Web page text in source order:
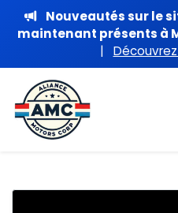
Nouveautés sur le
maintenant présents à
|